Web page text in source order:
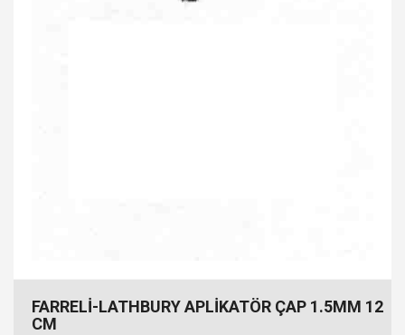
FARRELİ-LATHBURY APLİKATÖR ÇAP 1.5MM 12
CM